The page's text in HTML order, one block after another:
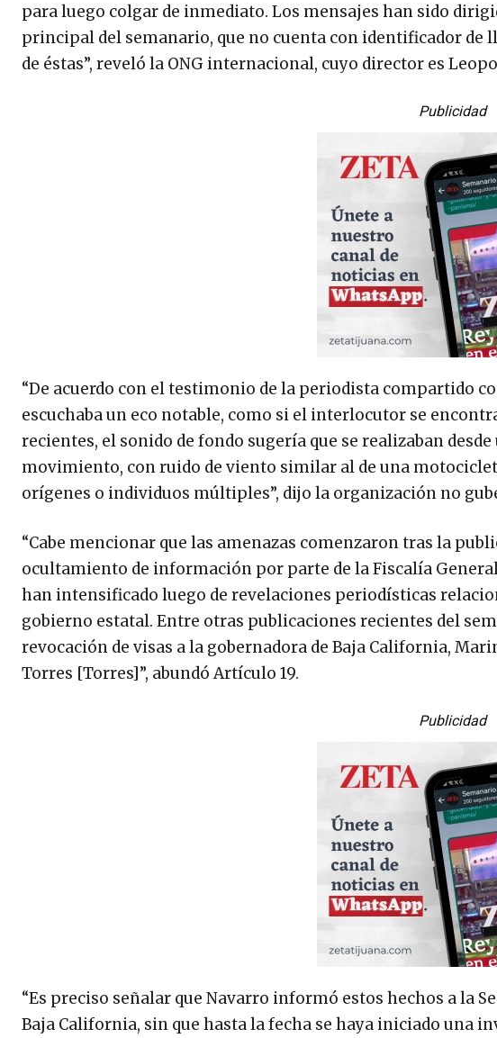
para luego colgar de inmediato. Los mensajes han sido
principal del semanario, que no cuenta con identificador de
de éstas”, reveló la ONG internacional, cuyo director es
Publicidad
“De acuerdo con el testimonio de la periodista compartido
escuchaba un eco notable, como si el interlocutor se
recientes, el sonido de fondo sugería que se realizaban
movimiento, con ruido de viento similar al de una
orígenes o individuos múltiples”, dijo la organización no
“Cabe mencionar que las amenazas comenzaron tras la
ocultamiento de información por parte de la Fiscalía
han intensificado luego de revelaciones periodísticas
gobierno estatal. Entre otras publicaciones recientes del
revocación de visas a la gobernadora de Baja California,
Torres [Torres]”, abundó Artículo 19.
Publicidad
“Es preciso señalar que Navarro informó estos hechos a la
Baja California, sin que hasta la fecha se haya iniciado una